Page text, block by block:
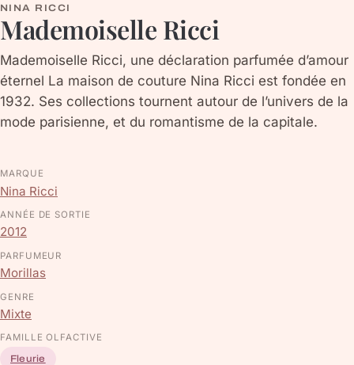
NINA RICCI
Mademoiselle Ricci
Mademoiselle Ricci, une déclaration parfumée d’amour
éternel La maison de couture Nina Ricci est fondée en
1932. Ses collections tournent autour de l’univers de la
mode parisienne, et du romantisme de la capitale.
MARQUE
Nina Ricci
ANNÉE DE SORTIE
2012
PARFUMEUR
Morillas
GENRE
Mixte
FAMILLE OLFACTIVE
Fleurie